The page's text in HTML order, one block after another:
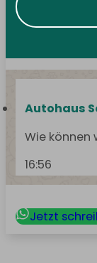
Autohaus
Wie können
16:56
Jetzt